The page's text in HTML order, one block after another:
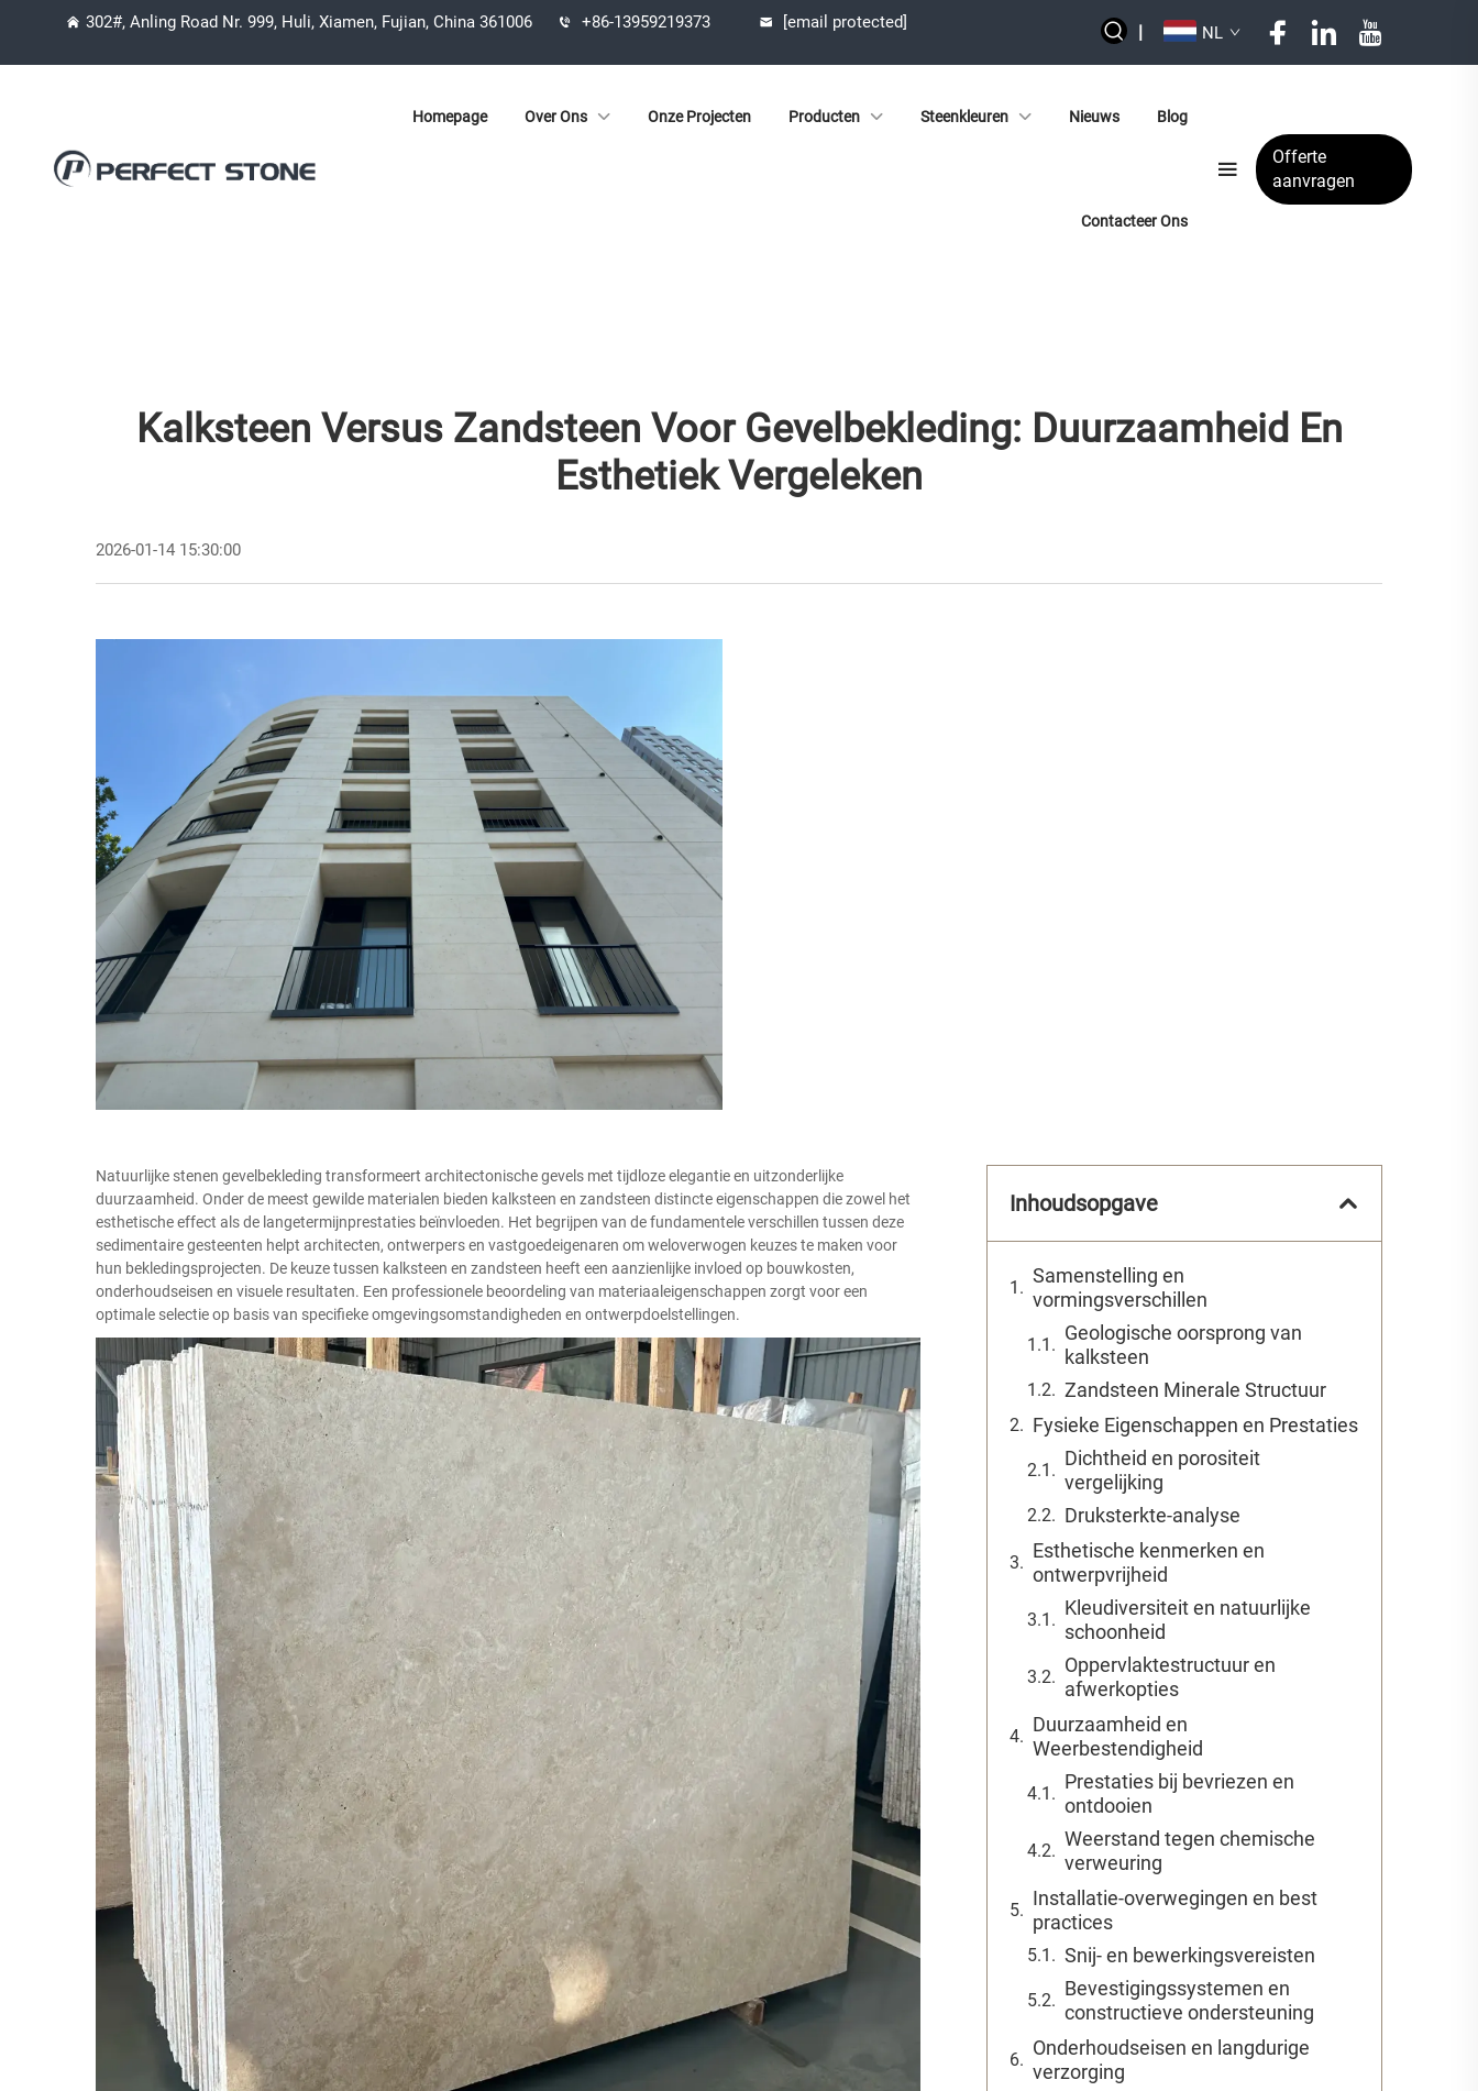
302#, Anling Road Nr. 999, Huli, Xiamen, Fujian, China 361006 +86-13959219373 [email protected] | NL
Homepage Over Ons Onze Projecten Producten Steenkleuren Nieuws Blog
Contacteer Ons
Offerte
aanvragen
Kalksteen Versus Zandsteen Voor Gevelbekleding: Duurzaamheid En
Esthetiek Vergeleken
2026-01-14 15:30:00
Natuurlijke stenen gevelbekleding transformeert architectonische gevels met tijdloze elegantie en uitzonderlijke
duurzaamheid. Onder de meest gewilde materialen bieden kalksteen en zandsteen distincte eigenschappen die zowel het
esthetische effect als de langetermijnprestaties beïnvloeden. Het begrijpen van de fundamentele verschillen tussen deze
sedimentaire gesteenten helpt architecten, ontwerpers en vastgoedeigenaren om weloverwogen keuzes te maken voor
hun bekledingsprojecten. De keuze tussen kalksteen en zandsteen heeft een aanzienlijke invloed op bouwkosten,
onderhoudseisen en visuele resultaten. Een professionele beoordeling van materiaaleigenschappen zorgt voor een
optimale selectie op basis van specifieke omgevingsomstandigheden en ontwerpdoelstellingen.
Inhoudsopgave
Samenstelling en
vormingsverschillen
Geologische oorsprong van
kalksteen
Zandsteen Minerale Structuur
Fysieke Eigenschappen en Prestaties
Dichtheid en porositeit
vergelijking
Druksterkte-analyse
Esthetische kenmerken en
ontwerpvrijheid
Kleudiversiteit en natuurlijke
schoonheid
Oppervlaktestructuur en
afwerkopties
Duurzaamheid en
Weerbestendigheid
Prestaties bij bevriezen en
ontdooien
Weerstand tegen chemische
verweuring
Installatie-overwegingen en best
practices
Snij- en bewerkingsvereisten
Bevestigingssystemen en
constructieve ondersteuning
Onderhoudseisen en langdurige
verzorging